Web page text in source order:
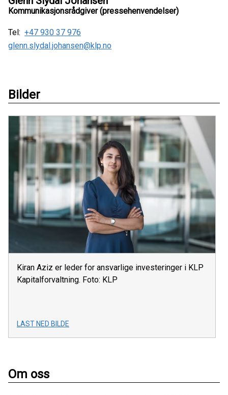
Kommunikasjonsrådgiver (pressehenvendelser)
Tel: +47 930 37 976
glenn.slydal.johansen@klp.no
Bilder
Kiran Aziz er leder for ansvarlige investeringer i KLP
Kapitalforvaltning. Foto: KLP
LAST NED BILDE
Om oss